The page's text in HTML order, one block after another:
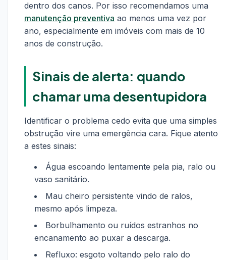
dentro dos canos. Por isso recomendamos uma
manutenção preventiva ao menos uma vez por
ano, especialmente em imóveis com mais de 10
anos de construção.
Sinais de alerta: quando
chamar uma desentupidora
Identificar o problema cedo evita que uma simples
obstrução vire uma emergência cara. Fique atento
a estes sinais:
Água escoando lentamente pela pia, ralo ou
vaso sanitário.
Mau cheiro persistente vindo de ralos,
mesmo após limpeza.
Borbulhamento ou ruídos estranhos no
encanamento ao puxar a descarga.
Refluxo: esgoto voltando pelo ralo do